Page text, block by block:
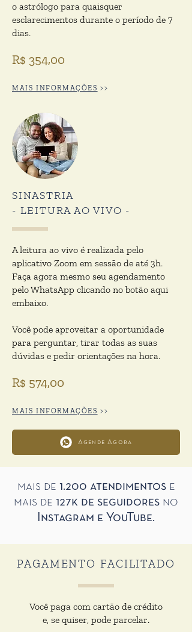
o astrólogo para quaisquer
esclarecimentos durante o período de 7
dias.
R$ 354,00
MAIS INFORMAÇÕES >>
SINASTRIA
- LEITURA AO VIVO -
A leitura ao vivo é realizada pelo
aplicativo Zoom em sessão de até 3h.
Faça agora mesmo seu agendamento
pelo WhatsApp clicando no botão aqui
embaixo.
Você pode aproveitar a oportunidade
para perguntar, tirar todas as suas
dúvidas e pedir orientações na hora.
R$ 574,00
MAIS INFORMAÇÕES >>
Agende Agora
mais de 1.200 atendimentose
mais de 127k de seguidores no
Instagram e YouTube.
PAGAMENTO FACILITADO
Você paga com cartão de crédito
e, se quiser, pode parcelar.